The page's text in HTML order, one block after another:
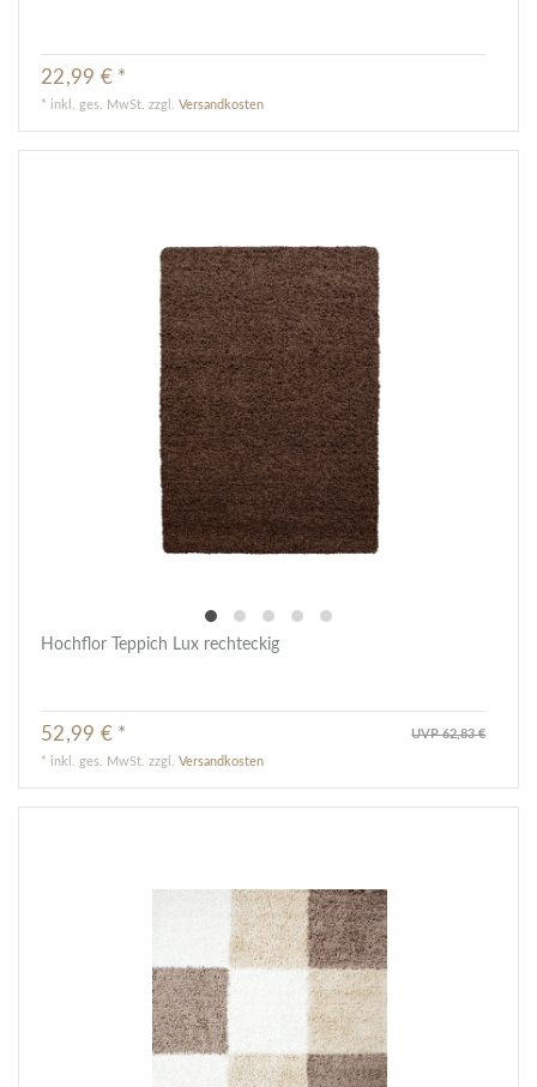
22,99 € *
* inkl. ges. MwSt. zzgl.Versandkosten
Hochflor Teppich Lux rechteckig
UVP 62,83 €
52,99 € *
* inkl. ges. MwSt. zzgl.Versandkosten